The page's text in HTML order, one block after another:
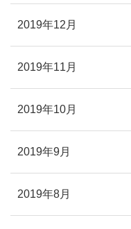
2019年12月
2019年11月
2019年10月
2019年9月
2019年8月